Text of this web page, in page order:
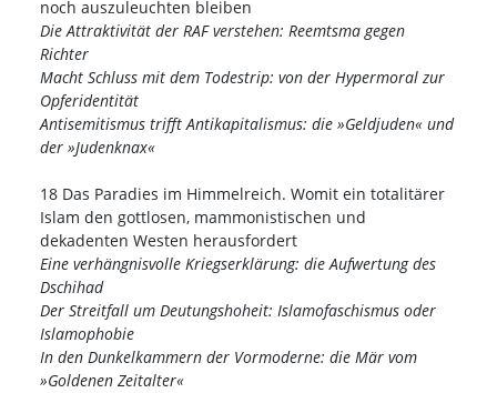
noch auszuleuchten bleiben
Die Attraktivität der RAF verstehen: Reemtsma gegen
Richter
Macht Schluss mit dem Todestrip: von der Hypermoral zur
Opferidentität
Antisemitismus trifft Antikapitalismus: die »Geldjuden« und
der »Judenknax«
18 Das Paradies im Himmelreich. Womit ein totalitärer
Islam den gottlosen, mammonistischen und
dekadenten Westen herausfordert
Eine verhängnisvolle Kriegserklärung: die Aufwertung des
Dschihad
Der Streitfall um Deutungshoheit: Islamofaschismus oder
Islamophobie
In den Dunkelkammern der Vormoderne: die Mär vom
»Goldenen Zeitalter«